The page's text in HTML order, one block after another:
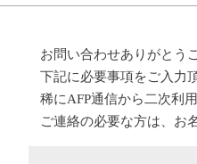
お問い合わせありがとう
下記に必要事項をご入力
稀にAFP通信から二次利
ご連絡の必要な方は、お